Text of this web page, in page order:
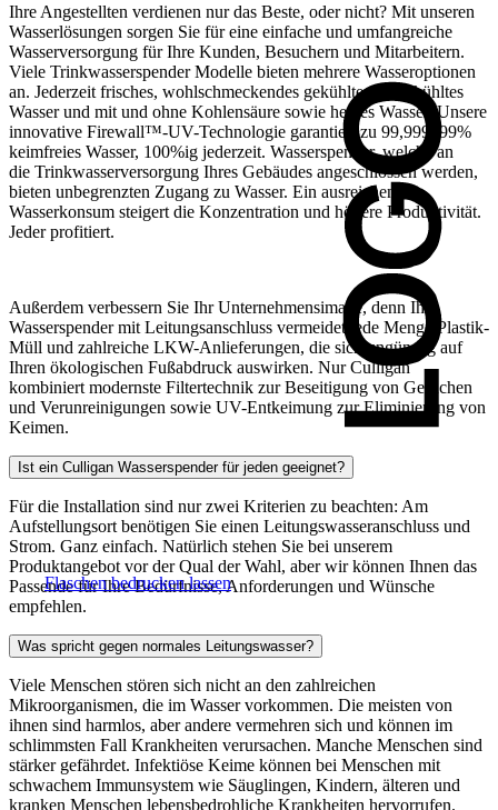
Flaschen bedrucken lassen
Ihre Angestellten verdienen nur das Beste, oder nicht? Mit unseren
Wasserlösungen sorgen Sie für eine einfache und umfangreiche
Wasserversorgung für Ihre Kunden, Besuchern und Mitarbeitern.
Viele Trinkwasserspender Modelle bieten mehrere Wasseroptionen
an. Jederzeit frisches, wohlschmeckendes gekühltes, ungekühltes
Wasser und mit und ohne Kohlensäure sowie heißes Wasser. Unsere
innovative Firewall™-UV-Technologie garantiert zu 99,999999%
keimfreies Wasser, 100%ig jederzeit. Wasserspender, welche an
die Trinkwasserversorgung Ihres Gebäudes angeschlossen werden,
bieten unbegrenzten Zugang zu Wasser. Ein ausreichender
Wasserkonsum steigert die Konzentration und höhere Produktivität.
Jeder profitiert.
Außerdem verbessern Sie Ihr Unternehmensimage, denn Ihr
Wasserspender mit Leitungsanschluss vermeidet jede Menge Plastik-
Müll und zahlreiche LKW-Anlieferungen, die sich ungünstig auf
Ihren ökologischen Fußabdruck auswirken. Nur Culligan
kombiniert modernste Filtertechnik zur Beseitigung von Gerüchen
und Verunreinigungen sowie UV-Entkeimung zur Eliminierung von
Keimen.
Ist ein Culligan Wasserspender für jeden geeignet?
Für die Installation sind nur zwei Kriterien zu beachten: Am
Aufstellungsort benötigen Sie einen Leitungswasseranschluss und
Strom. Ganz einfach. Natürlich stehen Sie bei unserem
Produktangebot vor der Qual der Wahl, aber wir können Ihnen das
Passende für Ihre Bedürfnisse, Anforderungen und Wünsche
empfehlen.
Was spricht gegen normales Leitungswasser?
Viele Menschen stören sich nicht an den zahlreichen
Mikroorganismen, die im Wasser vorkommen. Die meisten von
ihnen sind harmlos, aber andere vermehren sich und können im
schlimmsten Fall Krankheiten verursachen. Manche Menschen sind
stärker gefährdet. Infektiöse Keime können bei Menschen mit
schwachem Immunsystem wie Säuglingen, Kindern, älteren und
kranken Menschen lebensbedrohliche Krankheiten hervorrufen.